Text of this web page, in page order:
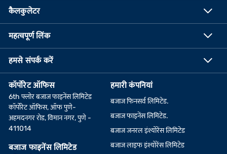
कैलकुलेटर
महत्वपूर्ण लिंक
हमसे संपर्क करें
कॉर्पोरेट ऑफिस
6th फ्लोर बजाज फाइनेंस लिमिटेड
कॉर्पोरेट ऑफिस, ऑफ पुणे-
अहमदनगर रोड, विमान नगर, पुणे -
411014
बजाज फाइनेंस लिमिटेड
हमारी कंपनियां
बजाज फिनसर्व लिमिटेड.
बजाज फाइनेंस लिमिटेड.
बजाज जनरल इंश्योरेंस लिमिटेड
बजाज लाइफ इंश्योरेंस लिमिटेड